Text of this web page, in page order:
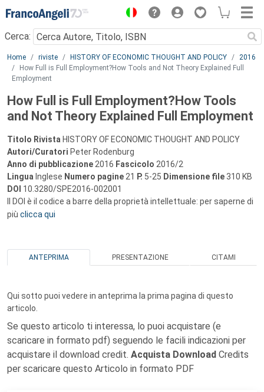
Menu
Cerca:
Main content
Home riviste HISTORY OF ECONOMIC THOUGHT AND POLICY
2016
How Full is Full Employment?How Tools and Not Theory Explained Full
Employment
How Full is Full Employment?How Tools
and Not Theory Explained Full Employment
Titolo Rivista HISTORY OF ECONOMIC THOUGHT AND POLICY
Autori/Curatori Peter Rodenburg
Anno di pubblicazione 2016 Fascicolo 2016/2
Lingua Inglese Numero pagine 21 P. 5-25 Dimensione file 310 KB
DOI 10.3280/SPE2016-002001
Il DOI è il codice a barre della proprietà intellettuale: per saperne di
più clicca qui
ANTEPRIMA PRESENTAZIONE CITAMI
Qui sotto puoi vedere in anteprima la prima pagina di questo
articolo.
Se questo articolo ti interessa, lo puoi acquistare (e
scaricare in formato pdf) seguendo le facili indicazioni per
acquistare il download credit. Acquista Download Credits
per scaricare questo Articolo in formato PDF